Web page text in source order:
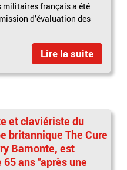
militaires français a été
d’évaluation des
Lire la suite
et claviériste du
britannique The Cure
Bamonte, est
ans "après une